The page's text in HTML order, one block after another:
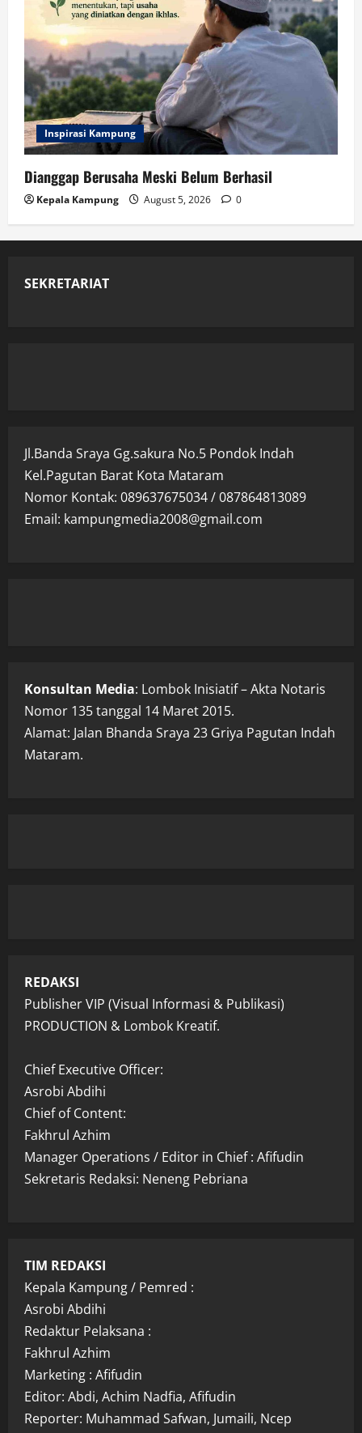
Inspirasi Kampung
Dianggap Berusaha Meski Belum Berhasil
Kepala Kampung August 5, 2026 0
SEKRETARIAT
Jl.Banda Sraya Gg.sakura No.5 Pondok Indah
Kel.Pagutan Barat Kota Mataram
Nomor Kontak: 089637675034 / 087864813089
Email: kampungmedia2008@gmail.com
Konsultan Media: Lombok Inisiatif – Akta Notaris
Nomor 135 tanggal 14 Maret 2015.
Alamat: Jalan Bhanda Sraya 23 Griya Pagutan Indah
Mataram.
REDAKSI
Publisher VIP (Visual Informasi & Publikasi)
PRODUCTION & Lombok Kreatif.
Chief Executive Officer:
Asrobi Abdihi
Chief of Content:
Fakhrul Azhim
Manager Operations / Editor in Chief : Afifudin
Sekretaris Redaksi: Neneng Pebriana
TIM REDAKSI
Kepala Kampung / Pemred :
Asrobi Abdihi
Redaktur Pelaksana :
Fakhrul Azhim
Marketing : Afifudin
Editor: Abdi, Achim Nadfia, Afifudin
Reporter: Muhammad Safwan, Jumaili, Ncep